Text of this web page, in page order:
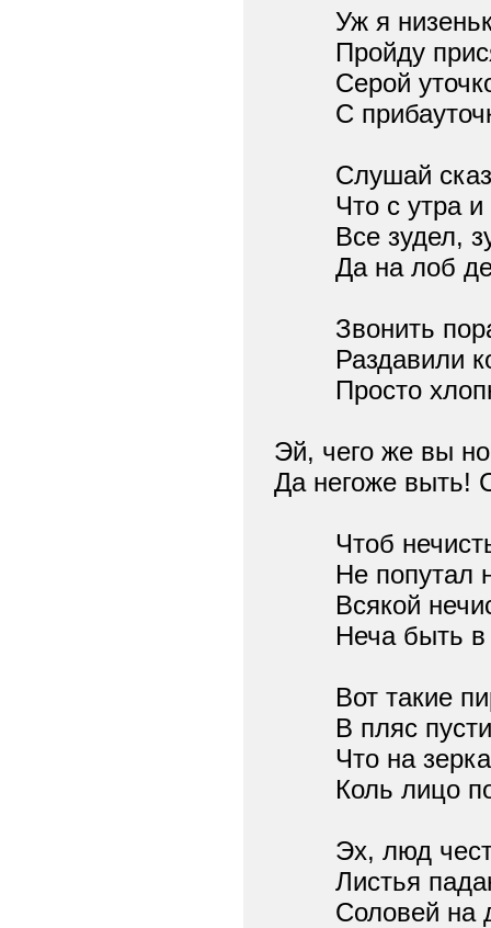
Уж я
Пройду
Серой
С
Слушай сказ
Что с утра и
Все зудел,
Да на лоб
Звонить
Раздавили
Просто
Эй, чего же вы
Да негоже выть!
Чтоб
Не попутал
Всякой
Неча быть в
Вот такие
В пляс
Что на
Коль лицо
Эх, люд
Листья
Соловей на